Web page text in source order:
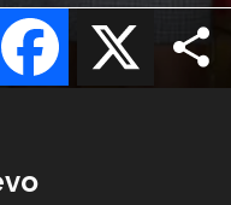
X
Facebook